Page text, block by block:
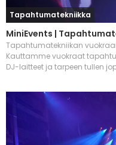
Tapahtumatekniikka
MiniEvents |
Tapahtumatekniikan
Kauttamme vuokraat
DJ-laitteet ja tarpeen tullen